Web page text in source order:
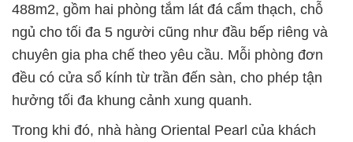
488m2, gồm hai phòng tắm lát đá cẩm thạch, chỗ
ngủ cho tối đa 5 người cũng như đầu bếp riêng và
chuyên gia pha chế theo yêu cầu. Mỗi phòng đơn
đều có cửa sổ kính từ trần đến sàn, cho phép tận
hưởng tối đa khung cảnh xung quanh.
Trong khi đó, nhà hàng Oriental Pearl của khách